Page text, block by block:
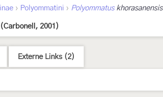
› Polyommatini › Polyommatuskhorasanensis
(Carbonell, 2001)
Externe Links (2)